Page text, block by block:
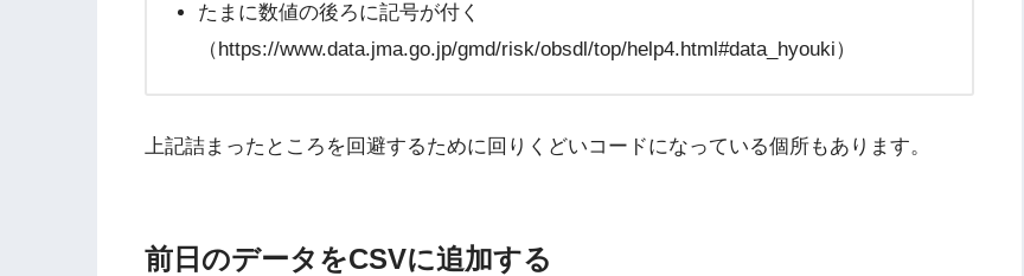
たまに数値の後ろに記号が付く
（https://www.data.jma.go.jp/gmd/risk/obsdl/top/help4.html#data_hyouki）
上記詰まったところを回避するために回りくどいコードになっている個所もあります。
前日のデータをCSVに追加する